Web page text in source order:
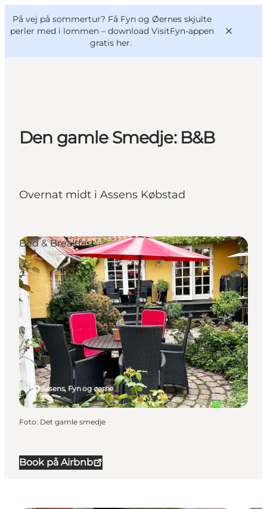
På vej på sommertur? Få Fyn og Øernes skjulte
perler med i lommen – download VisitFyn-appen
gratis her.
Oplevelser
Outdoor
Book lokale oplevelser
VisitFyn
Deutsch
Den gamle Smedje: B&B
Overnat midt i Assens Købstad
Book på Airbnb
Assens, Fyn og øerne
Bed & Breakfast
Foto: Det gamle smedje